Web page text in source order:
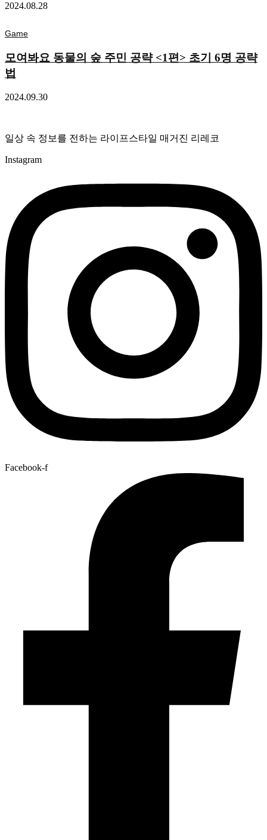
2024.08.28
Game
모여봐요 동물의 숲 주민 공략 <1편> 초기 6명 공략
법
2024.09.30
일상 속 정보를 전하는 라이프스타일 매거진 리레코
Instagram
Facebook-f